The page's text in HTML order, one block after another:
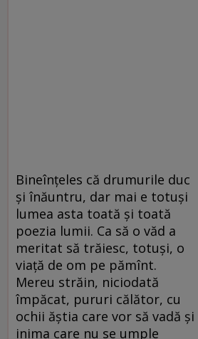
Bineînțeles că drumurile duc
și înăuntru, dar mai e totuși
lumea asta toată și toată
poezia lumii. Ca să o văd a
meritat să trăiesc, totuși, o
viață de om pe pămînt.
Mereu străin, niciodată
împăcat, pururi călător, cu
ochii ăștia care vor să vadă și
inima care nu se umple